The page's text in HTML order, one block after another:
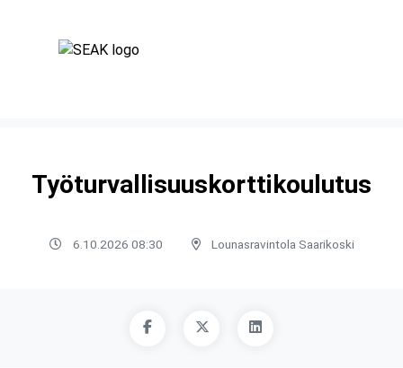
Työturvallisuuskorttikoulutus
6.10.2026 08:30 Lounasravintola Saarikoski